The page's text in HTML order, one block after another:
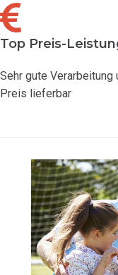
Top Preis-
Sehr gute Verarbeitung
Preis lieferbar